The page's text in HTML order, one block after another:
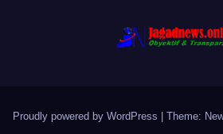
Proudly powered by WordPress Theme: